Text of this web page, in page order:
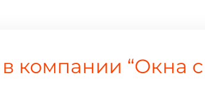
компании “Окна с